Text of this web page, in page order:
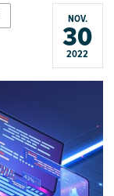
NOV.
30
2022